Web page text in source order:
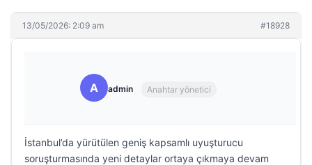
13/05/2026: 2:09 am #18928
A admin Anahtar yönetici
İstanbul’da yürütülen geniş kapsamlı uyuşturucu
soruşturmasında yeni detaylar ortaya çıkmaya devam